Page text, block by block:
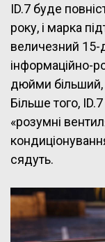
ID.7 буде
року, і марка
величезний
інформаційно-
дюйми більший,
Більше того,
«розумні
сядуть.